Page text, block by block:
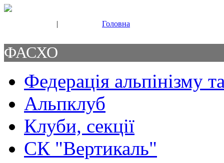
| Головна
ФАСХО
Федерація альпінізму
Альпклуб
Клуби, секції
СК "Вертикаль"